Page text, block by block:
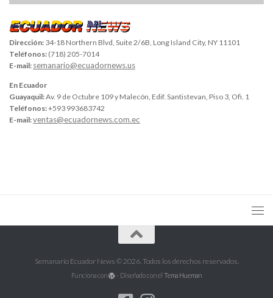
Dirección: 34-18 Northern Blvd, Suite 2/6B, Long Island City, NY 11101
Teléfonos: (718) 205-7014
E-mail: semanario@ecuadornews.us
En Ecuador
Guayaquil:Av. 9 de Octubre 109 y Malecón, Edif. Santistevan, Piso 3, Ofi. 1
Teléfonos:+593 993683742
E-mail:ventas@ecuadornews.com.ec
Semanario Ecuador News © 2026. Todos los derechos reservados.
Funciona con - Diseñado con el Tema Hueman